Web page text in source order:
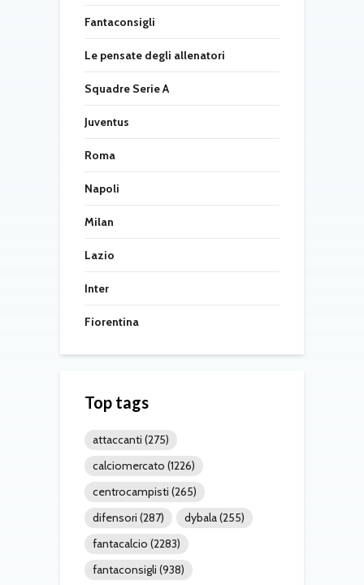
Fantaconsigli
Le pensate degli allenatori
Squadre Serie A
Juventus
Roma
Napoli
Milan
Lazio
Inter
Fiorentina
Top tags
attaccanti (275)
calciomercato (1226)
centrocampisti (265)
difensori (287) dybala(255)
fantacalcio (2283)
fantaconsigli (938)